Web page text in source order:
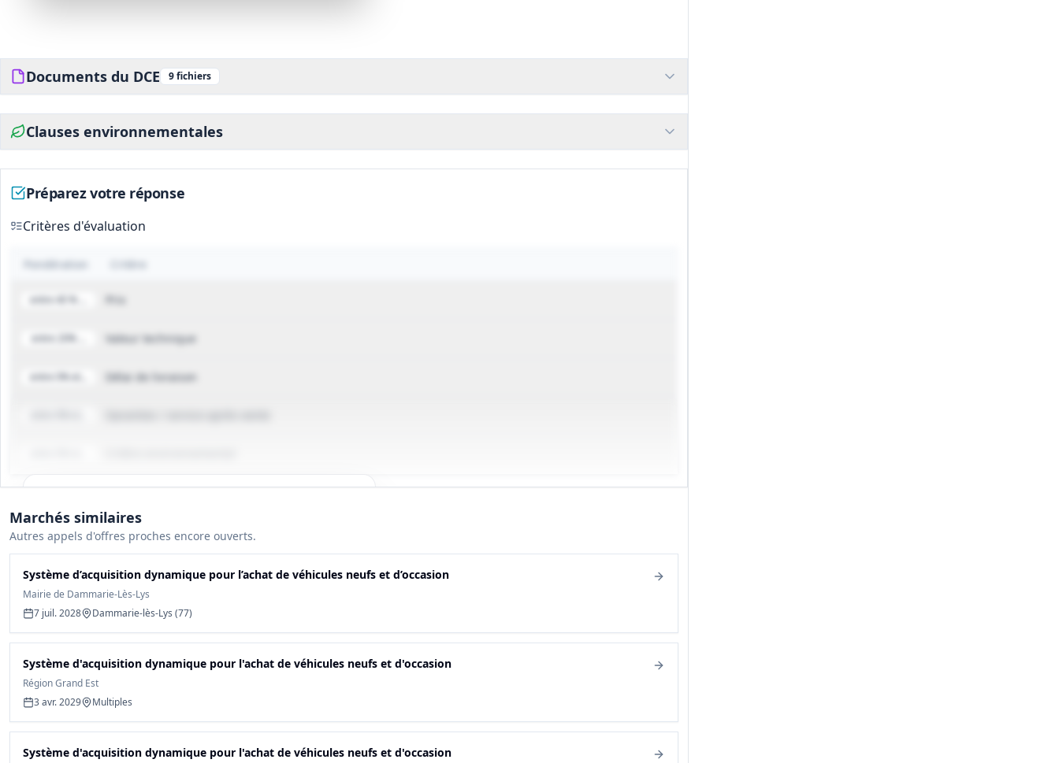
Documents du DCE 9fichiers
Clauses environnementales
Préparez votre réponse
Critères d'évaluation
Pondération Critère
entre 40 % et 80% Prix
entre 20% et 60% Valeur technique
entre 0% et 20% Délai de livraison
Gagnez du temps, toutes les infos des documents sont
déjà analysées: cahier des charges, infos clés, budget,
Créer mon compte et débloquer
Marchés similaires
Autres appels d'offres proches encore ouverts.
Système d’acquisition dynamique pour l’achat de véhicules neufs et d’occasion
Mairie de Dammarie-Lès-Lys
7 juil. 2028
Dammarie-lès-Lys (77)
Système d'acquisition dynamique pour l'achat de véhicules neufs et d'occasion
Région Grand Est
3 avr. 2029
Multiples
Système d'acquisition dynamique pour l'achat de véhicules neufs et d'occasion